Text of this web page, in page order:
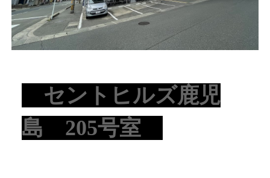
セントヒルズ鹿児
島 205号室